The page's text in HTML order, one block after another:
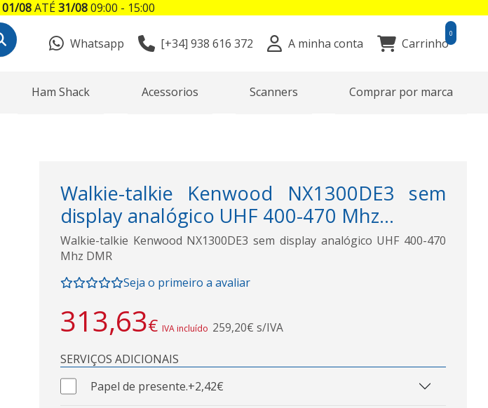
Whatsapp [+34] 938 616 372 A minha conta Carrinho
0
Ham Shack Acessorios Scanners Comprar por marca
Walkie-talkie Kenwood NX1300DE3 sem
display analógico UHF 400-470 Mhz...
Walkie-talkie Kenwood NX1300DE3 sem display analógico UHF 400-470
Mhz DMR
Seja o primeiro a avaliar
313,63€ IVA incluído 259,20€ s/IVA
SERVIÇOS ADICIONAIS
Papel de presente.+2,42€
01/08ATÉ31/0809:00 - 15:00